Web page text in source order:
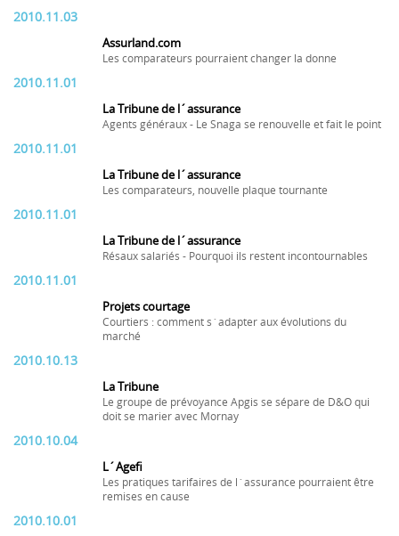
2010.11.03
Assurland.com
Les comparateurs pourraient changer la donne
2010.11.01
La Tribune de l´assurance
Agents généraux - Le Snaga se renouvelle et fait le point
2010.11.01
La Tribune de l´assurance
Les comparateurs, nouvelle plaque tournante
2010.11.01
La Tribune de l´assurance
Résaux salariés - Pourquoi ils restent incontournables
2010.11.01
Projets courtage
Courtiers : comment s´adapter aux évolutions du
marché
2010.10.13
La Tribune
Le groupe de prévoyance Apgis se sépare de D&O qui
doit se marier avec Mornay
2010.10.04
L´Agefi
Les pratiques tarifaires de l´assurance pourraient être
remises en cause
2010.10.01